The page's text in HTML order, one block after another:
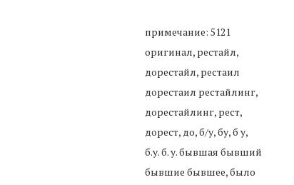
примечание: 5121
оригинал, рестайл,
дорестайл, рестаил
дорестаил рестайлинг,
дорестайлинг, рест,
дорест, до, б/у, бу, б у,
б.у. б. у. бывшая бывший
бывшие бывшее, было